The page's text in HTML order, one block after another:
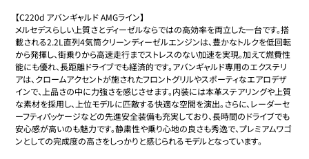
【C220d アバンギャルド AMGライン】
メルセデスらしい上質さとディーゼルならではの高効率を両立した一台です。搭
載される2.2L直列4気筒クリーンディーゼルエンジンは、豊かなトルクを低回転
から発揮し、街乗りから高速走行までストレスのない加速を実現。加えて燃費性
能にも優れ、長距離ドライブでも経済的です。アバンギャルド専用のエクステリ
アは、クロームアクセントが施されたフロントグリルやスポーティなエアロデザ
インで、上品さの中に力強さを感じさせます。内装には本革ステアリングや上質
な素材を採用し、上位モデルに匹敵する快適な空間を演出。さらに、レーダーセ
ーフティパッケージなどの先進安全装備も充実しており、長時間のドライブでも
安心感が高いのも魅力です。静粛性や乗り心地の良さも秀逸で、プレミアムワゴ
ンとしての完成度の高さをしっかりと感じられるモデルとなっています。